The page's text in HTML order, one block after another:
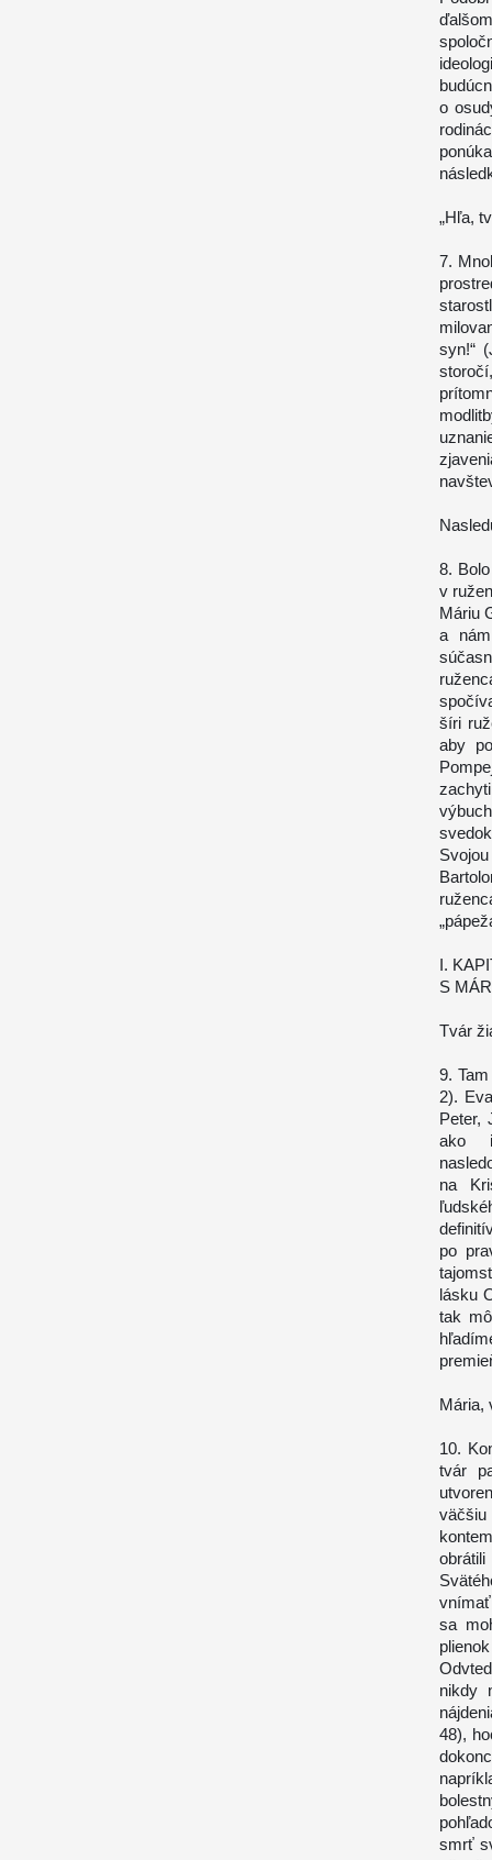
o
„Hľa,
7.
syn!“
8.
v
Máriu
a
šíri
aby
I.
S
Tvár
9.
2).
Peter,
ako
na
po
lásku
tak
Mária,
10.
tvár
vnímať
sa
nikdy
48),
smrť